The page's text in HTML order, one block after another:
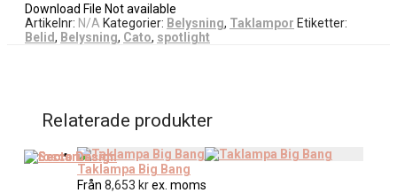
Download File Not available
Artikelnr: N/A Kategorier: Belysning, Taklampor Etiketter:
Belid, Belysning, Cato, spotlight
Relaterade produkter
Taklampa Big Bang
Från 8,653 krex. moms